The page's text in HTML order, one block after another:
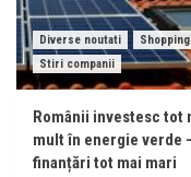
Diverse noutati
Shopping
Stiri companii
Românii investesc tot
mult în energie verde
finanțări tot mai mari